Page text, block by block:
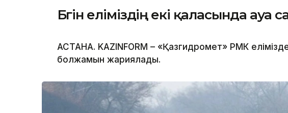
Бүгін еліміздің екі қаласында
АСТАНА. KAZINFORM – «Қазгидромет» РМК
болжамын жариялады.